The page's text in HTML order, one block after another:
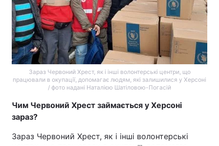
Зараз Червоний Хрест, як і інші волонтерські центри, що
працювали в окупації, допомагає людям, які залишилися у Херсоні
/ фото надані Наталією Шатіловою-Погасій
Чим Червоний Хрест займається у Херсоні
зараз?
Зараз Червоний Хрест, як і інші волонтерські